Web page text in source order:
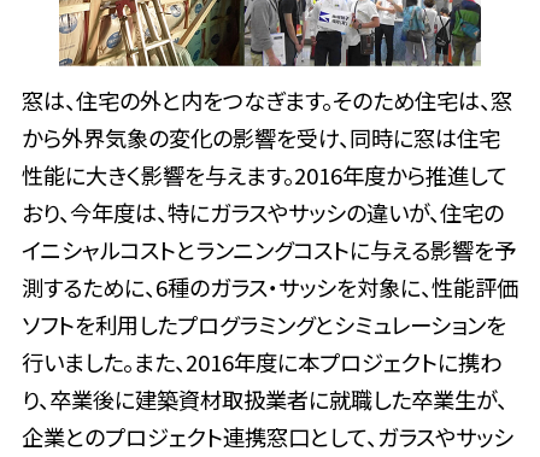
窓は、住宅の外と内をつなぎます。そのため住宅は、窓
から外界気象の変化の影響を受け、同時に窓は住宅
性能に大きく影響を与えます。2016年度から推進して
おり、今年度は、特にガラスやサッシの違いが、住宅の
イニシャルコストとランニングコストに与える影響を予
測するために、6種のガラス・サッシを対象に、性能評価
ソフトを利用したプログラミングとシミュレーションを
行いました。また、2016年度に本プロジェクトに携わ
り、卒業後に建築資材取扱業者に就職した卒業生が、
企業とのプロジェクト連携窓口として、ガラスやサッシ